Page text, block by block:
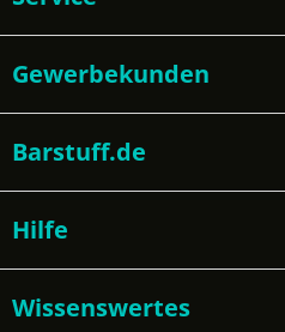
Gewerbekunden
Barstuff.de
Hilfe
Wissenswertes